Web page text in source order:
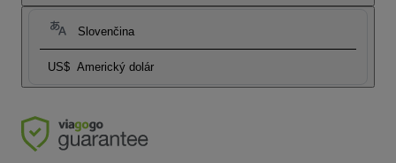
Slovenčina
US$ Americký dolár